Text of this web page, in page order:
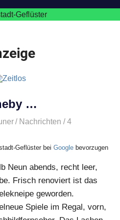
…
Nachrichten / 4
Geflüster bei Google bevorzugen
Neun abends, recht leer,
Frisch renoviert ist das
geworden.
Spiele im Regal, vorn,